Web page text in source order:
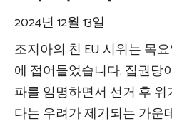
2024년 12월 13일
조지아의 친 EU 시위는 목
에 접어들었습니다. 집권당
파를 임명하면서 선거 후
다는 우려가 제기되는 가운